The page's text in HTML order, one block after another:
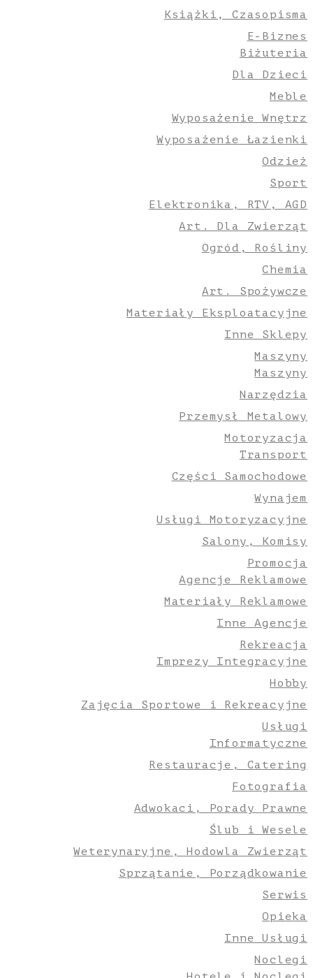
Książki, Czasopisma
E-Biznes
Biżuteria
Dla Dzieci
Meble
Wyposażenie Wnętrz
Wyposażenie Łazienki
Odzież
Sport
Elektronika, RTV, AGD
Art. Dla Zwierząt
Ogród, Rośliny
Chemia
Art. Spożywcze
Materiały Eksploatacyjne
Inne Sklepy
Maszyny
Maszyny
Narzędzia
Przemysł Metalowy
Motoryzacja
Transport
Części Samochodowe
Wynajem
Usługi Motoryzacyjne
Salony, Komisy
Promocja
Agencje Reklamowe
Materiały Reklamowe
Inne Agencje
Rekreacja
Imprezy Integracyjne
Hobby
Zajęcia Sportowe i Rekreacyjne
Usługi
Informatyczne
Restauracje, Catering
Fotografia
Adwokaci, Porady Prawne
Ślub i Wesele
Weterynaryjne, Hodowla Zwierząt
Sprzątanie, Porządkowanie
Serwis
Opieka
Inne Usługi
Noclegi